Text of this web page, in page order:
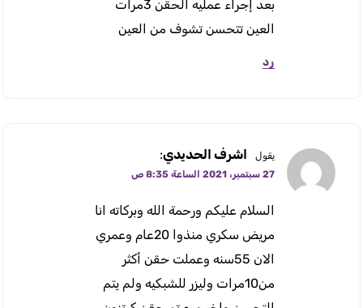
بعد إجراء عمليه الحقن 3مرات
العين تتحسن تشوف من العين
رد
يقول اشرف الحديدي:
27 سبتمبر، 2021 الساعة 8:35 ص
السلام عليكم ورحمة الله وبركاته انا
مريض سكري منذوا 20عام وعمري
الان 55سنه وعملت حقن أكثر
من10مرات وليزر للشبكيه ولم يتم